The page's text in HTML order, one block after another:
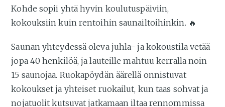
Kohde sopii yhtä hyvin koulutuspäiviin,
kokouksiin kuin rentoihin saunailtoihinkin. 🔥
Saunan yhteydessä oleva juhla- ja kokoustila vetää
jopa 40 henkilöä, ja lauteille mahtuu kerralla noin
15 saunojaa. Ruokapöydän äärellä onnistuvat
kokoukset ja yhteiset ruokailut, kun taas sohvat ja
nojatuolit kutsuvat jatkamaan iltaa rennommissa